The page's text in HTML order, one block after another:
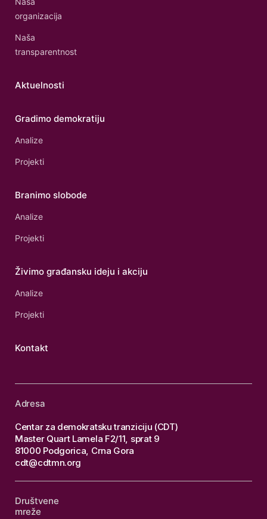
organizacija
Naša
transparentnost
Aktuelnosti
Gradimo demokratiju
Analize
Projekti
Branimo slobode
Analize
Projekti
Živimo građansku ideju i akciju
Analize
Projekti
Kontakt
Adresa
Centar za demokratsku tranziciju (CDT)
Master Quart Lamela F2/11, sprat 9
81000 Podgorica, Crna Gora
cdt@cdtmn.org
Društvene
mreže